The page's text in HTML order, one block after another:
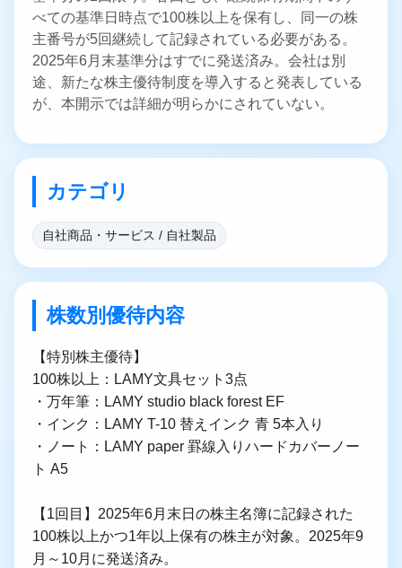
べての基準日時点で100株以上を保有し、同一の株
主番号が5回継続して記録されている必要がある。
2025年6月末基準分はすでに発送済み。会社は別
途、新たな株主優待制度を導入すると発表している
が、本開示では詳細が明らかにされていない。
カテゴリ
自社商品・サービス / 自社製品
株数別優待内容
【特別株主優待】
100株以上：LAMY文具セット3点
・万年筆：LAMY studio black forest EF
・インク：LAMY T-10 替えインク 青 5本入り
・ノート：LAMY paper 罫線入りハードカバーノー
ト A5
【1回目】2025年6月末日の株主名簿に記録された
100株以上かつ1年以上保有の株主が対象。2025年9
月～10月に発送済み。